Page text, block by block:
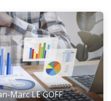
Marc LE GOFF